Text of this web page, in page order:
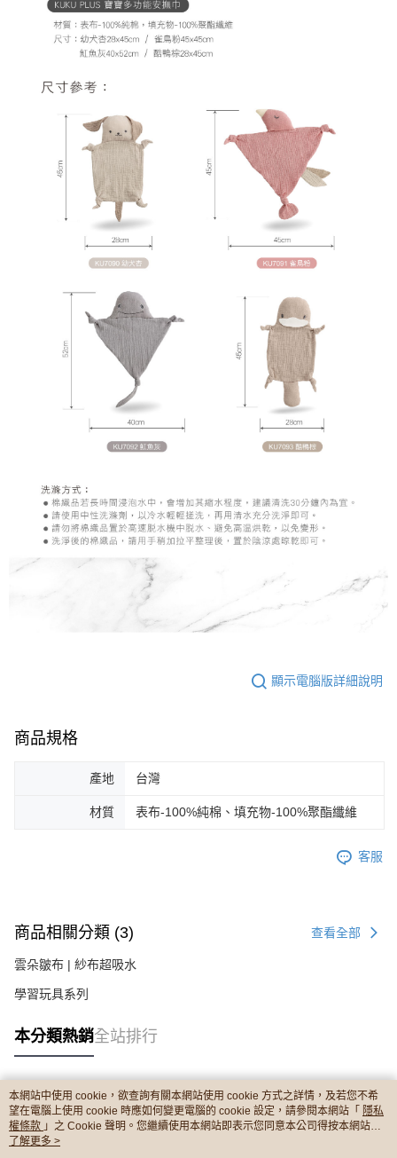
顯示電腦版詳細說明
商品規格
產地 台灣
材質 表布-100%純棉、填充物-100%聚酯纖維
客服
商品相關分類 (3) 查看全部
雲朵皺布 | 紗布超吸水
學習玩具系列
本分類熱銷全站排行
熱門標籤
本網站中使用 cookie，欲查詢有關本網站使用 cookie 方式之詳情，及若您不希
望在電腦上使用 cookie 時應如何變更電腦的 cookie 設定，請參閱本網站「 隱私
權條款 」之 Cookie 聲明。您繼續使用本網站即表示您同意本公司得按本網站使
用條款之 Cookie 聲明使用 cookie。
了解更多 >